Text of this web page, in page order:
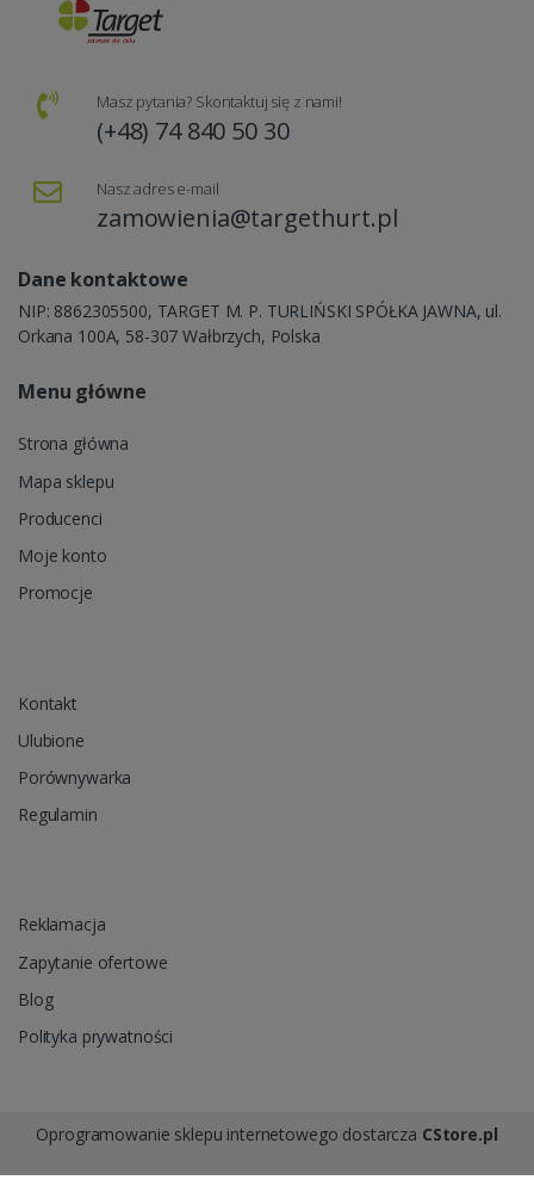
Masz pytania? Skontaktuj się z nami!
(+48) 74 840 50 30
Nasz adres e-mail
zamowienia@targethurt.pl
Dane kontaktowe
NIP: 8862305500, TARGET M. P. TURLIŃSKI SPÓŁKA JAWNA, ul.
Orkana 100A, 58-307 Wałbrzych, Polska
Menu główne
Strona główna
Mapa sklepu
Producenci
Moje konto
Promocje
Kontakt
Ulubione
Porównywarka
Regulamin
Reklamacja
Zapytanie ofertowe
Blog
Polityka prywatności
Oprogramowanie sklepu internetowego dostarcza CStore.pl